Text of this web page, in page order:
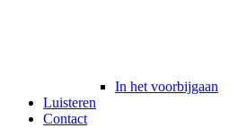
In het voorbijgaan
Luisteren
Contact